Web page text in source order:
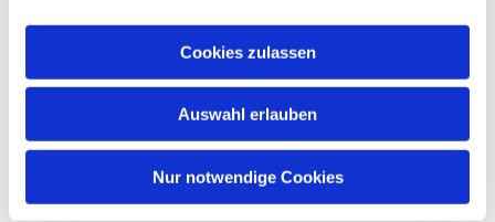
Cookies zulassen
Auswahl erlauben
Nur notwendige Cookies